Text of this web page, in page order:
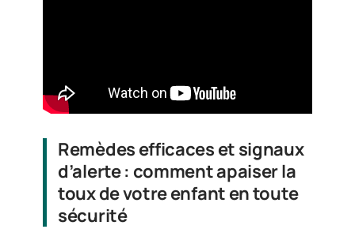
Remèdes efficaces et signaux
d’alerte : comment apaiser la
toux de votre enfant en toute
sécurité